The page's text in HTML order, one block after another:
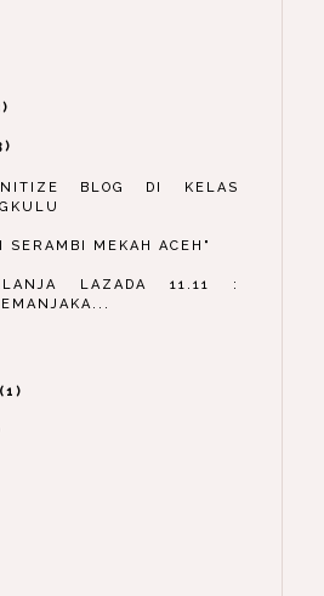
BLOG DI KELAS
SERAMBI MEKAH ACEH"
LAZADA 11.11 :
1